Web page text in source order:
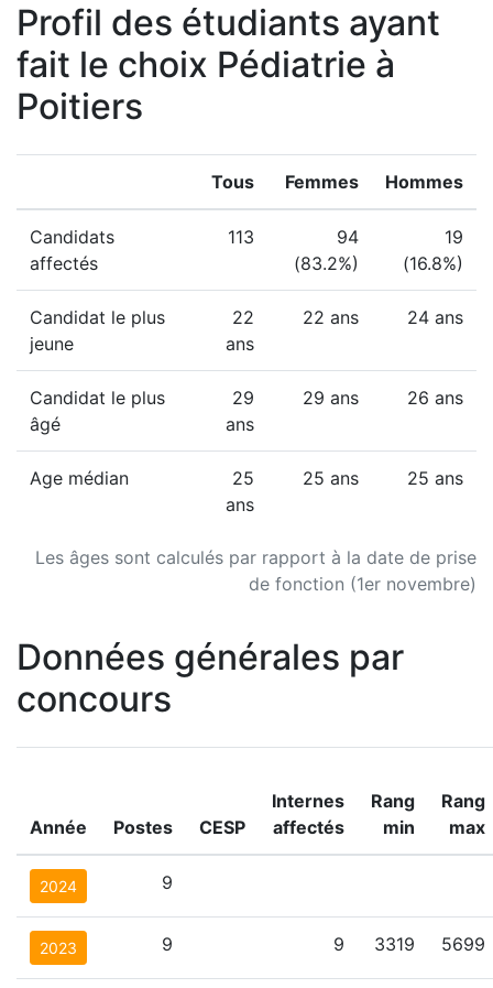
Profil des étudiants ayant
fait le choix Pédiatrie à
Poitiers
Les âges sont calculés par rapport à la date de prise
de fonction (1er novembre)
Tous Femmes Hommes
Candidats
affectés
113
94
(83.2%)
19
(16.8%)
Candidat le plus
jeune
22
ans
22 ans 24 ans
Candidat le plus
âgé
29
ans
29 ans 26 ans
Age médian
25
ans
25 ans 25 ans
Données générales par
concours
Année Postes CESP
Internes
affectés
Rang
min
Rang
max
2024 9
2023 9 9 3319 5699